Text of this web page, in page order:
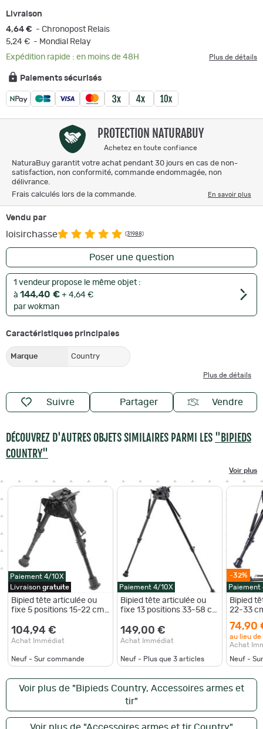
Livraison
4,64 € - Chronopost Relais
5,24 € - Mondial Relay
Expédition rapide : en moins de 48H
Plus de détails
Paiements sécurisés
PROTECTION NATURABUY
Achetez en toute confiance
NaturaBuy garantit votre achat pendant 30 jours en cas de non-
satisfaction, non conformité, commande endommagée, non
délivrance.
Frais calculés lors de la commande.
En savoir plus
Vendu par
loisirchasse (31988)
Poser une question
1 vendeur propose le même objet :
à 144,40 € + 4,64 €
par wokman
Caractéristiques principales
Marque Country
Plus de détails
Suivre Partager Vendre
DÉCOUVREZ D'AUTRES OBJETS SIMILAIRES PARMI LES "BIPIEDS
COUNTRY"
Voir plus
Paiement 4/10X
Livraison gratuite
Bipied tête articulée ou
fixe 5 positions 15-22 cm
104,94 €
Achat Immédiat
Neuf - Sur commande
Paiement 4/10X
Bipied tête articulée ou
fixe 13 positions 33-58 cm
149,00 €
Achat Immédiat
Neuf - Plus que 3 articles
-32%
Paiement
Bipied
22-33
74,90
au lieu de
Achat
Neuf -
Voir plus de "Bipieds Country, Accessoires armes et
tir"
Voir plus de "Accessoires armes et tir Country"